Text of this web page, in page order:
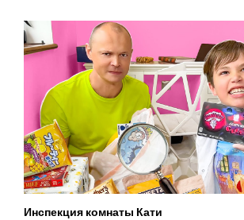
Инспекция комнаты Кати